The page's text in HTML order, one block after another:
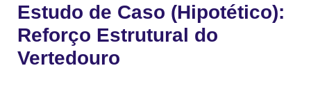
Estudo de Caso (Hipotético):
Reforço Estrutural do
Vertedouro